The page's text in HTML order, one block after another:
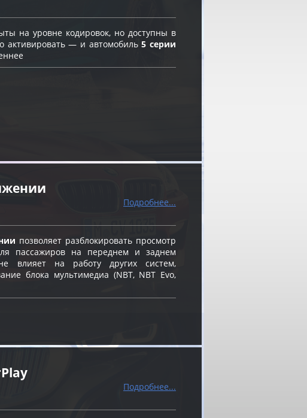
на уровне кодировок, но доступны в
активировать — и автомобиль5 серии
Подробнее...
позволяет разблокировать просмотр
пассажиров на переднем и заднем
влияет на работу других систем,
блока мультимедиа (NBT, NBT Evo,
Подробнее...